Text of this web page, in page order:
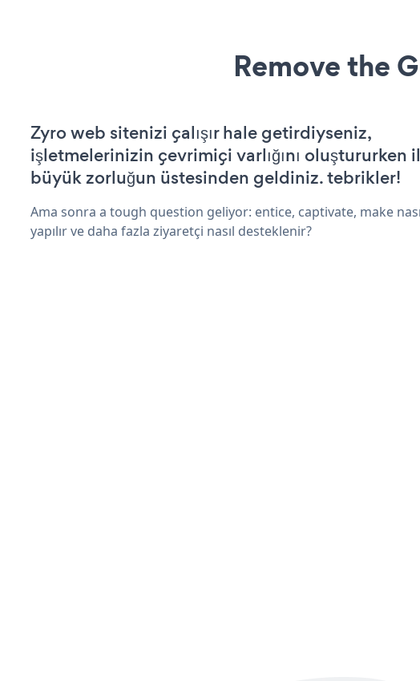
Remove the
Zyro web sitenizi çalışır hale getirdiyseniz,
işletmelerinizin çevrimiçi varlığını oluştururken
büyük zorluğun üstesinden geldiniz. tebrikler!
Ama sonra a tough question geliyor: entice, captivate, make
yapılır ve daha fazla ziyaretçi nasıl desteklenir?